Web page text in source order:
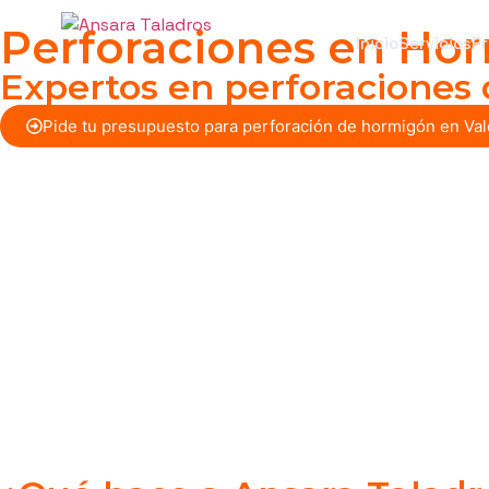
InicioServicios
Perforaciones en
Expertos en
Pide tu presupuesto para perforación de hormigón en